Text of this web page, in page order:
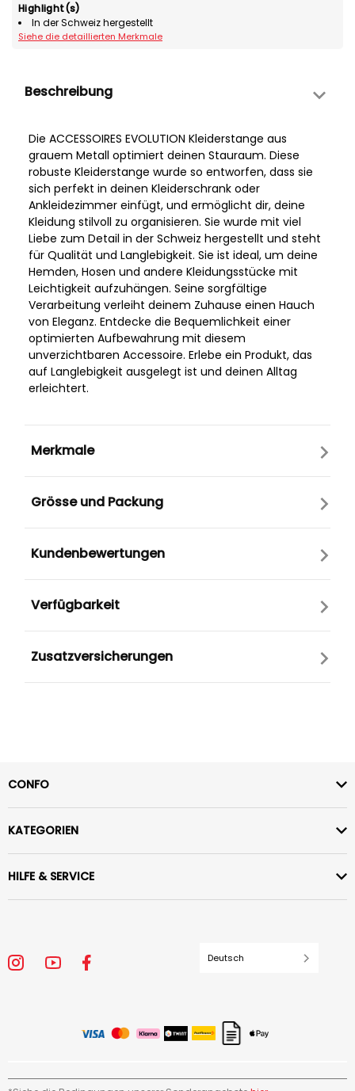
Highlight(s)
In der Schweiz hergestellt
Siehe die detaillierten Merkmale
Beschreibung
Die ACCESSOIRES EVOLUTION Kleiderstange aus
grauem Metall optimiert deinen Stauraum. Diese
robuste Kleiderstange wurde so entworfen, dass sie
sich perfekt in deinen Kleiderschrank oder
Ankleidezimmer einfügt, und ermöglicht dir, deine
Kleidung stilvoll zu organisieren. Sie wurde mit viel
Liebe zum Detail in der Schweiz hergestellt und steht
für Qualität und Langlebigkeit. Sie ist ideal, um deine
Hemden, Hosen und andere Kleidungsstücke mit
Leichtigkeit aufzuhängen. Seine sorgfältige
Verarbeitung verleiht deinem Zuhause einen Hauch
von Eleganz. Entdecke die Bequemlichkeit einer
optimierten Aufbewahrung mit diesem
unverzichtbaren Accessoire. Erlebe ein Produkt, das
auf Langlebigkeit ausgelegt ist und deinen Alltag
erleichtert.
Merkmale
Grösse und Packung
Kundenbewertungen
Verfügbarkeit
Zusatzversicherungen
CONFO
KATEGORIEN
HILFE & SERVICE
Deutsch